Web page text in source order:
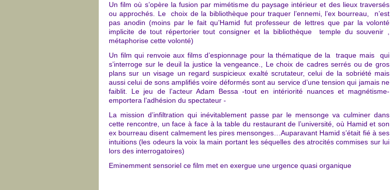
Un film où s’opère la fusion par mimétisme du paysage intérieur et des lieux traversés
ou approchés. Le choix de la bibliothèque pour traquer l’ennemi, l’ex bourreau, n’est
pas anodin (moins par le fait qu’Hamid fut professeur de lettres que par la volonté
implicite de tout répertorier tout consigner et la bibliothèque temple du souvenir ,
métaphorise cette volonté)
Un film qui renvoie aux films d’espionnage pour la thématique de la traque mais qui
s’interroge sur le deuil la justice la vengeance., Le choix de cadres serrés ou de gros
plans sur un visage un regard suspicieux exalté scrutateur, celui de la sobriété mais
aussi celui de sons amplifiés voire déformés sont au service d’une tension qui jamais ne
faiblit. Le jeu de l’acteur Adam Bessa -tout en intériorité nuances et magnétisme-
emportera l’adhésion du spectateur -
La mission d’infiltration qui inévitablement passe par le mensonge va culminer dans
cette rencontre, un face à face à la table du restaurant de l’université, où Hamid et son
ex bourreau disent calmement les pires mensonges…Auparavant Hamid s’était fié à ses
intuitions (les odeurs la voix la main portant les séquelles des atrocités commises sur lui
lors des interrogatoires)
Eminemment sensoriel ce film met en exergue une urgence quasi organique